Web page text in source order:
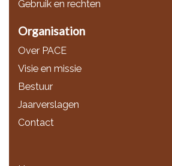
Gebruik en rechten
Organisation
Over PACE
Visie en missie
Bestuur
Jaarverslagen
Contact